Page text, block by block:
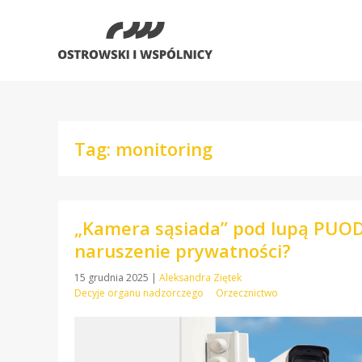
Tag: monitoring
„Kamera sąsiada” pod lupą
naruszenie prywatności?
15 grudnia 2025 | Aleksandra Ziętek
Decyje organu nadzorczego
Orzecznictwo